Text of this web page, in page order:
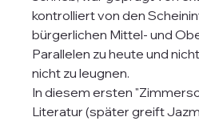
kontrolliert von den
bürgerlichen Mittel- und
Parallelen zu heute und
nicht zu leugnen.
In diesem ersten
Literatur (später greift